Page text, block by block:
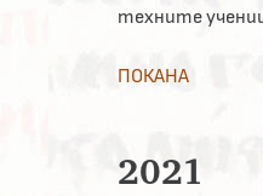
техните
ПОКАНА
2021